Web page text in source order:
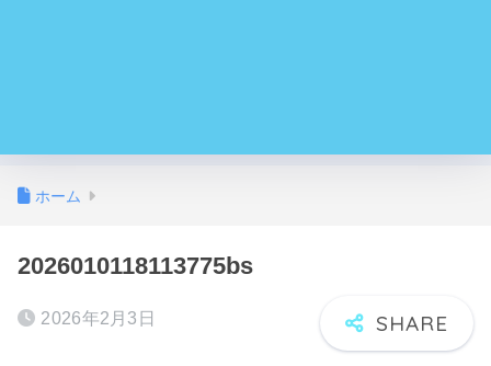
ホーム
2026010118113775bs
2026年2月3日